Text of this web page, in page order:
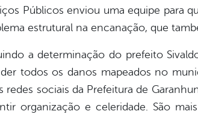
Públicos enviou uma equipe para
estrutural na encanação, que
a determinação do prefeito
todos os danos mapeados no
redes sociais da Prefeitura de
organização e celeridade. São